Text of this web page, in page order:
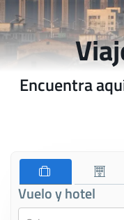
Encuentra
Vuelo y hotel